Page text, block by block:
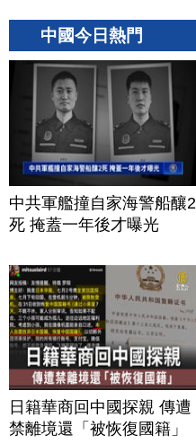
中國今日熱門
中共軍艦撞自家海警船釀2
死 掩蓋一年後才曝光
日籍華商回中國探親 傳遭
禁離境還「被恢復國籍」